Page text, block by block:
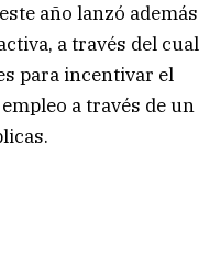
año lanzó además
a través del cual
para incentivar el
a través de un